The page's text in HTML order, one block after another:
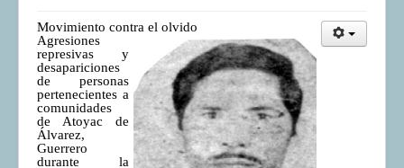
Movimiento contra el olvido
Agresiones
represivas y
desapariciones
de personas
pertenecientes a
comunidades
de Atoyac de
Álvarez,
Guerrero
durante la